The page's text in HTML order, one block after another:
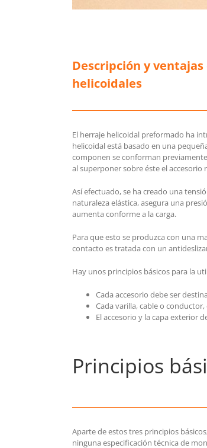
Descripción y
helicoidales
El herraje helicoidal preformado ha
helicoidal está basado en una
componen se conforman
al superponer sobre éste el
Así efectuado, se ha creado una
naturaleza elástica, asegura una
aumenta conforme a la carga.
Para que esto se produzca con una
contacto es tratada con un
Hay unos principios básicos para la
Cada accesorio debe ser
Cada varilla, cable o
El accesorio y la capa exterior
Principios
Aparte de estos tres principios
ninguna especificación técnica de